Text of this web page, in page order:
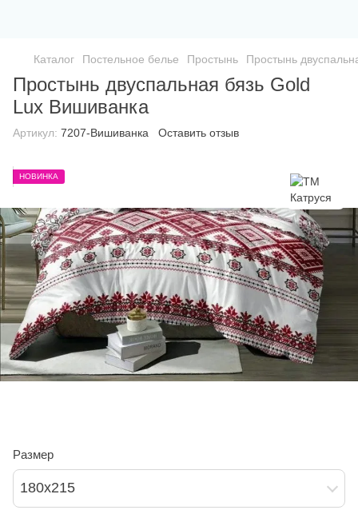
Каталог Постельное белье Простынь Простынь
Простынь двуспальная бязь Gold
Lux Вишиванка
Артикул: 7207-Вишиванка Оставить отзыв
НОВИНКА
Размер
180х215